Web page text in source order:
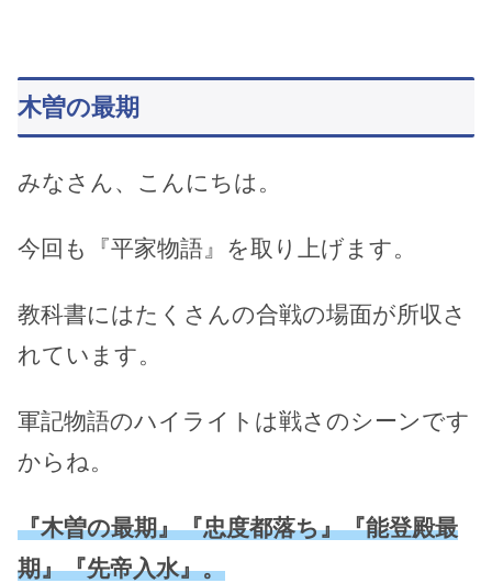
木曽の最期
みなさん、こんにちは。
今回も『平家物語』を取り上げます。
教科書にはたくさんの合戦の場面が所収さ
れています。
軍記物語のハイライトは戦さのシーンです
からね。
『木曽の最期』『忠度都落ち』『能登殿最
期』『先帝入水』。